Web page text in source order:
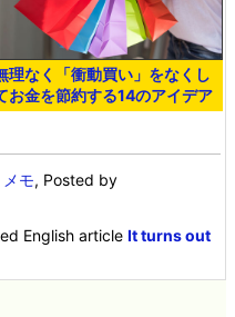
理なく「衝動買い」をなくし
お金を節約する14のアイデア
メモ, Posted by
English articleIt turns out